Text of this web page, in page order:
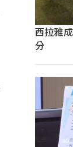
西拉雅
分